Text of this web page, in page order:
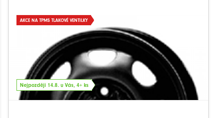
AKCE NA TPMS TLAKOVÉ VENTILKY
Nejpozději 14.8. u Vás, 4+ ks